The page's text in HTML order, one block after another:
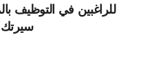
للراغبين في التوظيف
سيرتك